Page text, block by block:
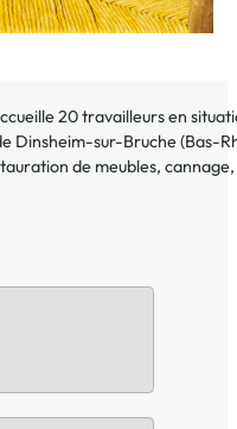
20 travailleurs en
Dinsheim-sur-Bruche(Bas-
de meubles, cannage,